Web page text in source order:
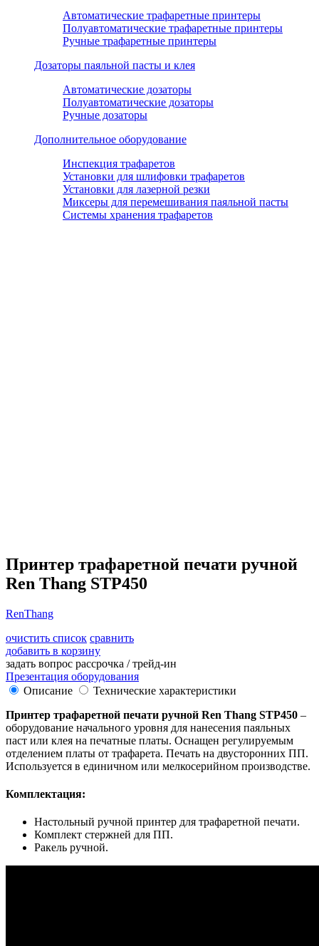
Автоматические трафаретные принтеры
Полуавтоматические трафаретные принтеры
Ручные трафаретные принтеры
Дозаторы паяльной пасты и клея
Автоматические дозаторы
Полуавтоматические дозаторы
Ручные дозаторы
Дополнительное оборудование
Инспекция трафаретов
Установки для шлифовки трафаретов
Установки для лазерной резки
Миксеры для перемешивания паяльной пасты
Системы хранения трафаретов
Принтер трафаретной печати ручной
Ren Thang STP450
RenThang
очистить список сравнить
добавить в корзину
задать вопрос рассрочка / трейд-ин
Презентация оборудования
Описание
Технические характеристики
Принтер трафаретной печати ручной Ren Thang STP450 –
оборудование начального уровня для нанесения паяльных
паст или клея на печатные платы. Оснащен регулируемым
отделением платы от трафарета. Печать на двусторонних ПП.
Используется в единичном или мелкосерийном производстве.
Комплектация:
Настольный ручной принтер для трафаретной печати.
Комплект стержней для ПП.
Ракель ручной.